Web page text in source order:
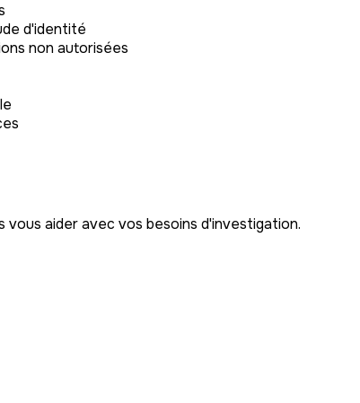
d'identité
non autorisées
aider avec vos besoins d'investigation.